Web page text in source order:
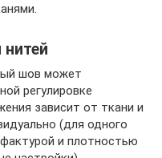
шов может
регулировке
зависит от ткани и
(для одного
и плотностью